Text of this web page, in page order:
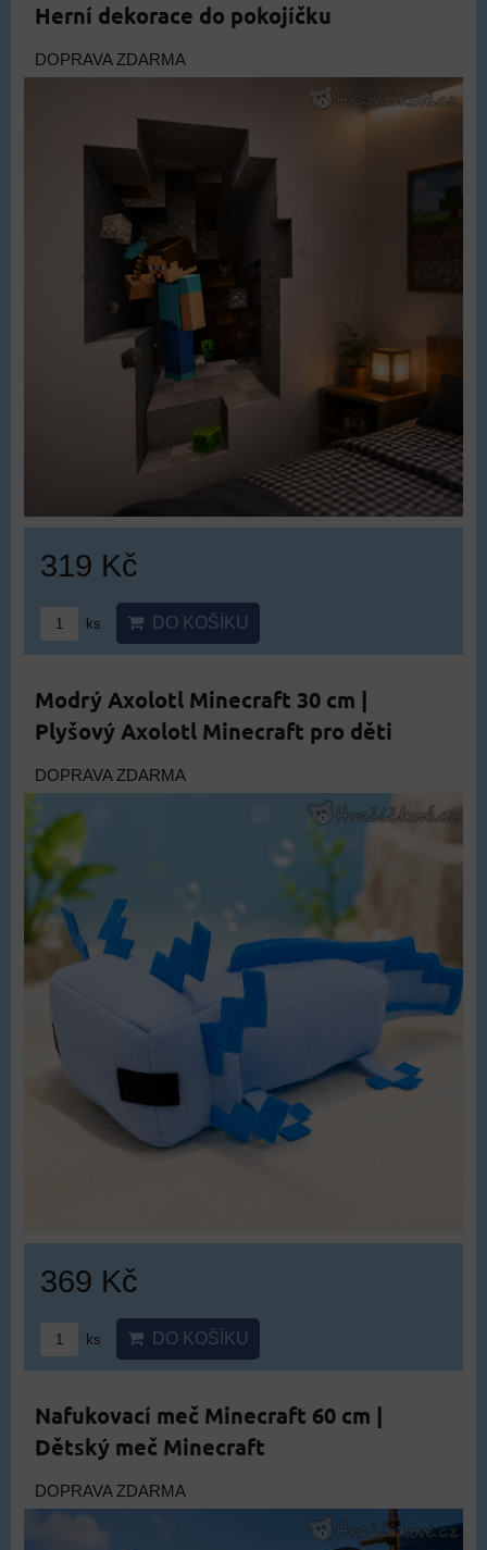
Herní dekorace do pokojíčku
DOPRAVA ZDARMA
319 Kč
ks DO KOŠÍKU
Modrý Axolotl Minecraft 30 cm |
Plyšový Axolotl Minecraft pro děti
DOPRAVA ZDARMA
369 Kč
ks DO KOŠÍKU
Nafukovací meč Minecraft 60 cm |
Dětský meč Minecraft
DOPRAVA ZDARMA